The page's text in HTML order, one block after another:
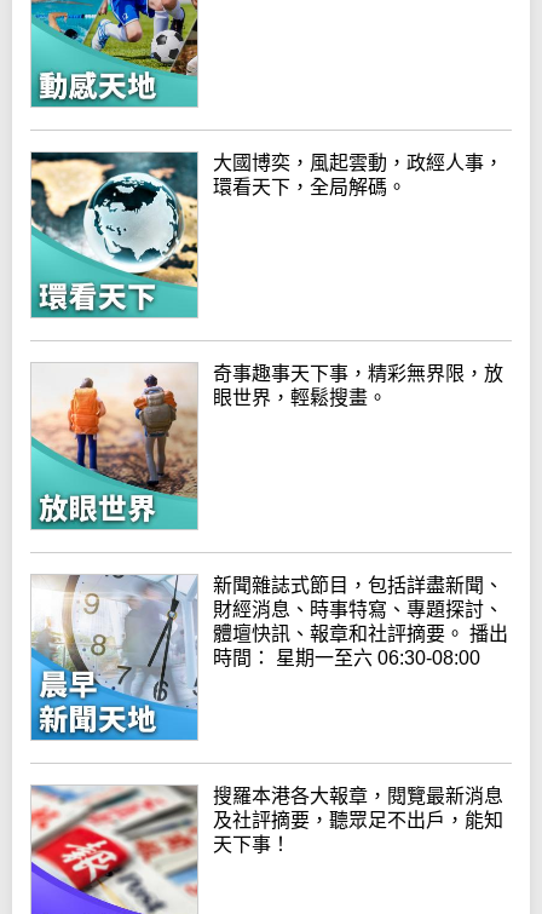
大國博奕，風起雲動，政經人事，
環看天下，全局解碼。
奇事趣事天下事，精彩無界限，放
眼世界，輕鬆搜畫。
新聞雜誌式節目，包括詳盡新聞、
財經消息、時事特寫、專題探討、
體壇快訊、報章和社評摘要。 播出
時間： 星期一至六 06:30-08:00
搜羅本港各大報章，閱覽最新消息
及社評摘要，聽眾足不出戶，能知
天下事！